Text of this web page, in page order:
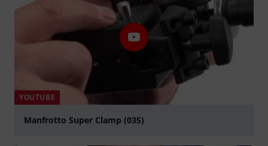
YOUTUBE
Manfrotto Super Clamp (035)